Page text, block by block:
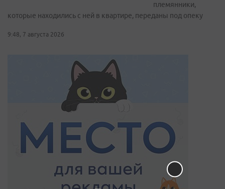
племянники,
которые находились с ней в квартире, переданы под опеку
9:48, 7 августа 2026